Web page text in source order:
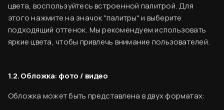
цвета, воспользуйтесь встроенной палитрой. Для
этого нажмите на значок "палитры" и выберите
подходящий оттенок. Мы рекомендуем использовать
яркие цвета, чтобы привлечь внимание пользователей.
1.2. Обложка: фото / видео
Обложка может быть представлена в двух форматах: